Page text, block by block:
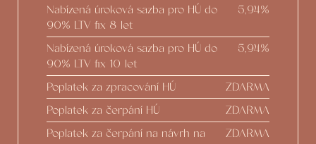
Nabízená úroková sazba pro HÚ do
90% LTV fix 8 let
5,94%
Nabízená úroková sazba pro HÚ do
90% LTV fix 10 let
5,94%
Poplatek za zpracování HÚ
ZDARMA
Poplatek za čerpání HÚ
ZDARMA
Poplatek za čerpání na návrh na
ZDARMA